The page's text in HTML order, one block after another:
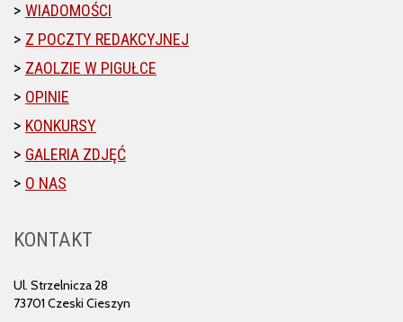
WIADOMOŚCI
Z POCZTY REDAKCYJNEJ
ZAOLZIE W PIGUŁCE
OPINIE
KONKURSY
GALERIA ZDJĘĆ
O NAS
KONTAKT
Ul. Strzelnicza 28
73701 Czeski Cieszyn